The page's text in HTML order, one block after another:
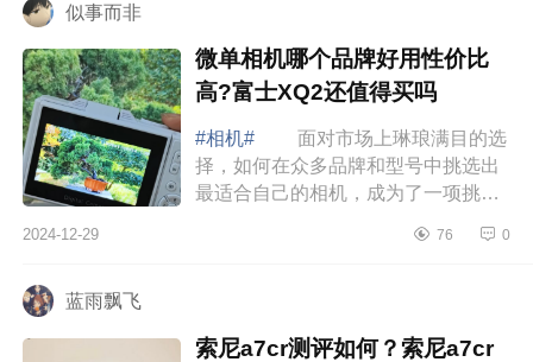
似事而非
微单相机哪个品牌好用性价比
高?富士XQ2还值得买吗
#相机#
面对市场上琳琅满目的选
择，如何在众多品牌和型号中挑选出
最适合自己的相机，成为了一项挑
哪个品牌好用性价比高?富士XQ2还值
2024-12-29 76 0
蓝雨飘飞
索尼a7cr测评如何？索尼a7cr